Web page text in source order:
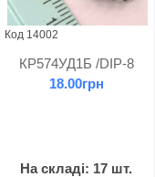
Код 14002
КР574УД1Б /DIP-8
18.00грн
На складі: 17 шт.